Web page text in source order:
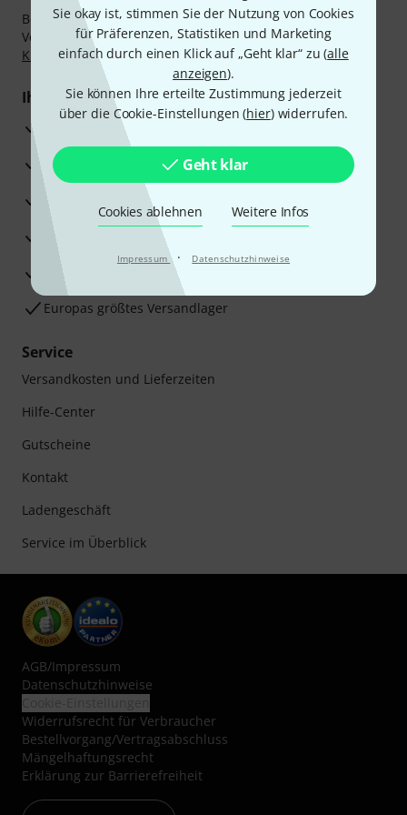
Sie okay ist, stimmen Sie der Nutzung von Cookies
für Präferenzen, Statistiken und Marketing
einfach durch einen Klick auf „Geht klar“ zu (alle
anzeigen).
Sie können Ihre erteilte Zustimmung jederzeit
über die Cookie-Einstellungen (hier) widerrufen.
Geht klar
Cookies ablehnen Weitere Infos
Impressum · Datenschutzhinweise
Bezahlen Sie vertraulich und sicher per Nachnahme,
Vorkasse, PayPal, Amazon Pay,Klarna Sofort bezahlen
Klarna Ratenzahlungoder Kreditkarte.
Ihre Vorteile
3 Jahre Thomann Garantie
30 Tage Money-Back-Garantie
Beratung durch Fachexperten
Zufriedenheitsgarantie
Europas größtes Versandlager
Service
Versandkosten und Lieferzeiten
Hilfe-Center
Gutscheine
Kontakt
Ladengeschäft
Service im Überblick
AGB/Impressum
Datenschutzhinweise
Widerrufsrecht für Verbraucher
Bestellvorgang/Vertragsabschluss
Mängelhaftungsrecht
Erklärung zur Barrierefreiheit